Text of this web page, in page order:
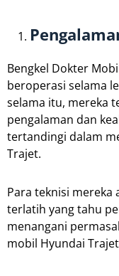
Bengkel Dokter
beroperasi selama
selama itu, mereka
pengalaman dan
tertandingi dalam
Trajet.
Para teknisi mereka
terlatih yang tahu
menangani
mobil Hyundai